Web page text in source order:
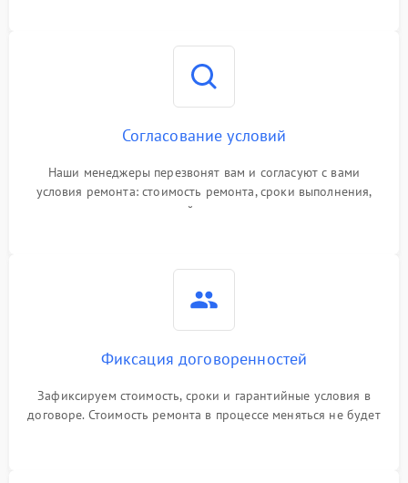
Согласование условий
Наши менеджеры перезвонят вам и согласуют с вами
условия ремонта: стоимость ремонта, сроки выполнения,
гарантийные условия
Фиксация договоренностей
Зафиксируем стоимость, сроки и гарантийные условия в
договоре. Стоимость ремонта в процессе меняться не будет